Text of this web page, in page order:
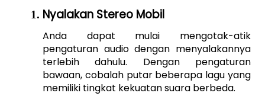
Nyalakan Stereo Mobil
Anda dapat mulai mengotak-atik
pengaturan audio dengan menyalakannya
terlebih dahulu. Dengan pengaturan
bawaan, cobalah putar beberapa lagu yang
memiliki tingkat kekuatan suara berbeda.